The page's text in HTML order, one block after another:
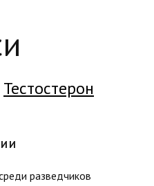
Тестостерон
разведчиков